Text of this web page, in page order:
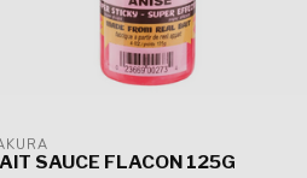
SAUCE FLACON 125G